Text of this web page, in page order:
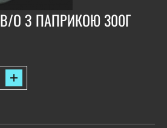
СКУМБРІЯ ФІЛЕ В/О З ПАПРИКОЮ 300Г